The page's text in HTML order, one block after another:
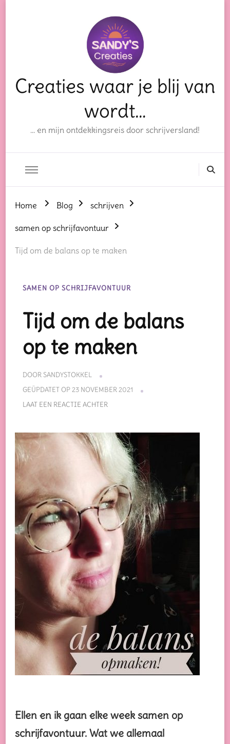
Creaties waar je blij van
wordt…
… en mijn ontdekkingsreis door schrijversland!
Home Blog schrijven
samen op schrijfavontuur
Tijd om de balans op te maken
SAMEN OP SCHRIJFAVONTUUR
Tijd om de balans
op te maken
DOORSANDYSTOKKEL
GEÜPDATET OP23 NOVEMBER 2021
LAAT EEN REACTIE ACHTER
DE
BALANS
MAKEN
Ellen en ik gaan elke week samen op
schrijfavontuur. Wat we allemaal